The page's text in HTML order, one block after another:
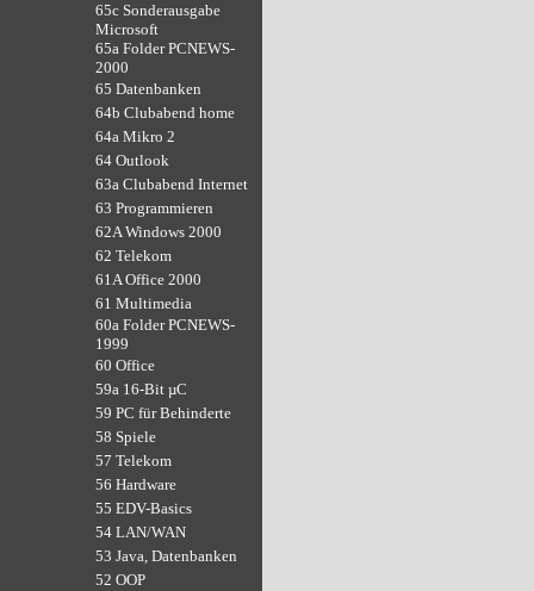
65c Sonderausgabe
Microsoft
65a Folder PCNEWS-
2000
65 Datenbanken
64b Clubabend home
64a Mikro 2
64 Outlook
63a Clubabend Internet
63 Programmieren
62A Windows 2000
62 Telekom
61A Office 2000
61 Multimedia
60a Folder PCNEWS-
1999
60 Office
59a 16-Bit µC
59 PC für Behinderte
58 Spiele
57 Telekom
56 Hardware
55 EDV-Basics
54 LAN/WAN
53 Java, Datenbanken
52 OOP